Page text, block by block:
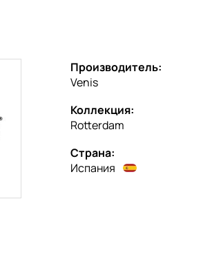
Производитель:
Venis
Коллекция:
Rotterdam
Страна:
Испания